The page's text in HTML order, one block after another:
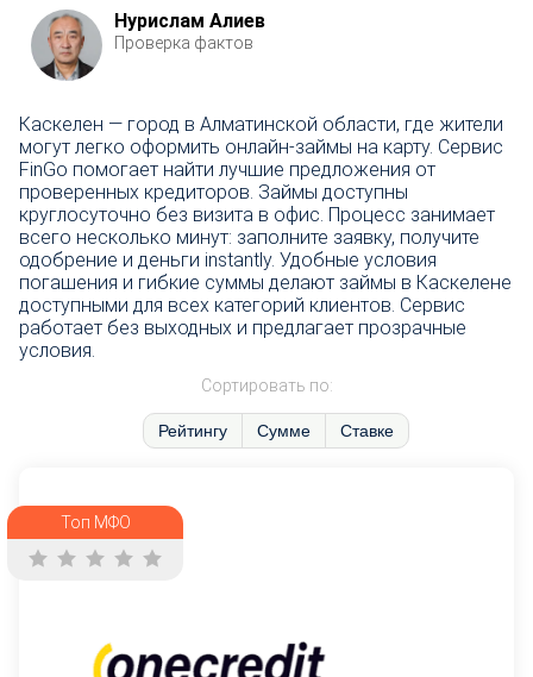
Нурислам Алиев
Проверка фактов
Каскелен — город в Алматинской области, где жители
могут легко оформить онлайн-займы на карту. Сервис
FinGo помогает найти лучшие предложения от
проверенных кредиторов. Займы доступны
круглосуточно без визита в офис. Процесс занимает
всего несколько минут: заполните заявку, получите
одобрение и деньги instantly. Удобные условия
погашения и гибкие суммы делают займы в Каскелене
доступными для всех категорий клиентов. Сервис
работает без выходных и предлагает прозрачные
условия.
Сортировать по:
Рейтингу Сумме Ставке
Топ МФО